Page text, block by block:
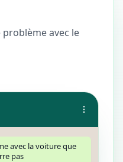
avec le
avec la voiture que
pas